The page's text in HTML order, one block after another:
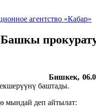
Бишкек,
баштады.
мындай деп айтылат: